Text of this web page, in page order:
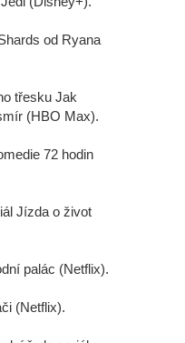
od Ryana
třesku Jak
(HBO Max).
72 hodin
Jízda o život
palác (Netflix).
(Netflix).